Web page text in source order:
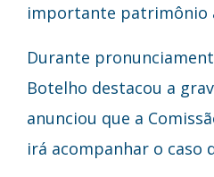
importante patrimônio
Durante
Botelho destacou a
anunciou que a
irá acompanhar o caso